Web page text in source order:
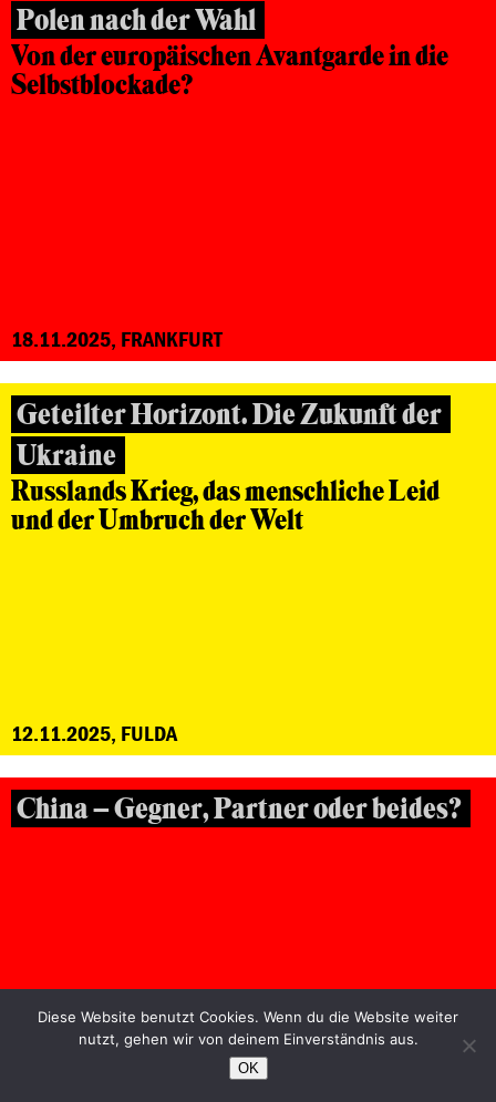
Polen nach der Wahl
Von der europäischen Avantgarde in die
Selbstblockade?
18.11.2025, FRANKFURT
Geteilter Horizont. Die Zukunft der
Ukraine
Russlands Krieg, das menschliche Leid
und der Umbruch der Welt
12.11.2025, FULDA
China – Gegner, Partner oder beides?
Diese Website benutzt Cookies. Wenn du die Website weiter
nutzt, gehen wir von deinem Einverständnis aus.
OK